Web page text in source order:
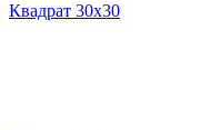
Квадрат 30х30